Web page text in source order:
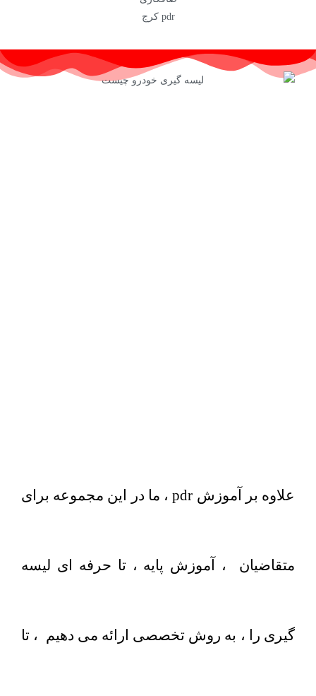
علاوه بر آموزش pdr ، ما در این مجموعه برای
متقاضیان ، آموزش پایه ، تا حرفه ای لیسه
گیری را ، به روش تخصصی ارائه می دهیم ، تا